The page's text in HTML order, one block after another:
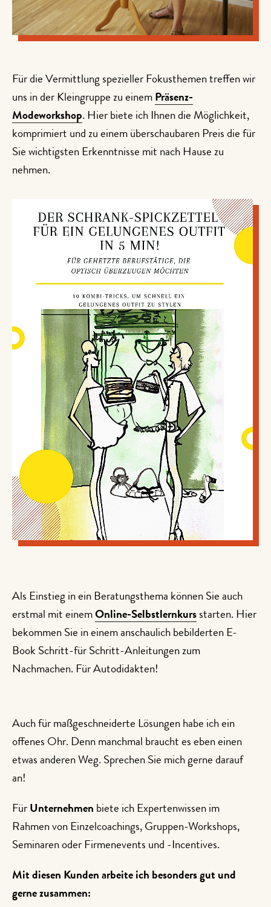
Für die Vermittlung spezieller Fokusthemen treffen wir
uns in der Kleingruppe zu einem Präsenz-
Modeworkshop. Hier biete ich Ihnen die Möglichkeit,
komprimiert und zu einem überschaubaren Preis die für
Sie wichtigsten Erkenntnisse mit nach Hause zu
nehmen.
Als Einstieg in ein Beratungsthema können Sie auch
erstmal mit einem Online-Selbstlernkurs starten. Hier
bekommen Sie in einem anschaulich bebilderten E-
Book Schritt-für Schritt-Anleitungen zum
Nachmachen. Für Autodidakten!
Auch für maßgeschneiderte Lösungen habe ich ein
offenes Ohr. Denn manchmal braucht es eben einen
etwas anderen Weg. Sprechen Sie mich gerne darauf
an!
Für Unternehmen biete ich Expertenwissen im
Rahmen von Einzelcoachings, Gruppen-Workshops,
Seminaren oder Firmenevents und -Incentives.
Mit diesen Kunden arbeite ich besonders gut und
gerne zusammen: